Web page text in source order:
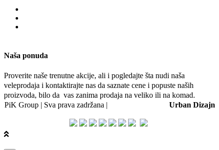
Naša ponuda
Proverite naše trenutne akcije, ali i pogledajte šta nudi naša
veleprodaja i kontaktirajte nas da saznate cene i popuste naših
proizvoda, bilo da vas zanima prodaja na veliko ili na komad.
PiK Group | Sva prava zadržana |
Urban Dizajn